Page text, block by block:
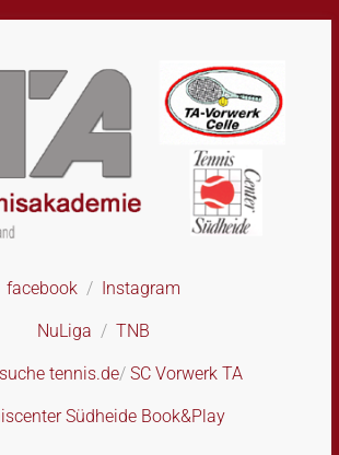
facebook / Instagram
NuLiga /TNB
tennis.de/ SC Vorwerk TA
Südheide Book&Play